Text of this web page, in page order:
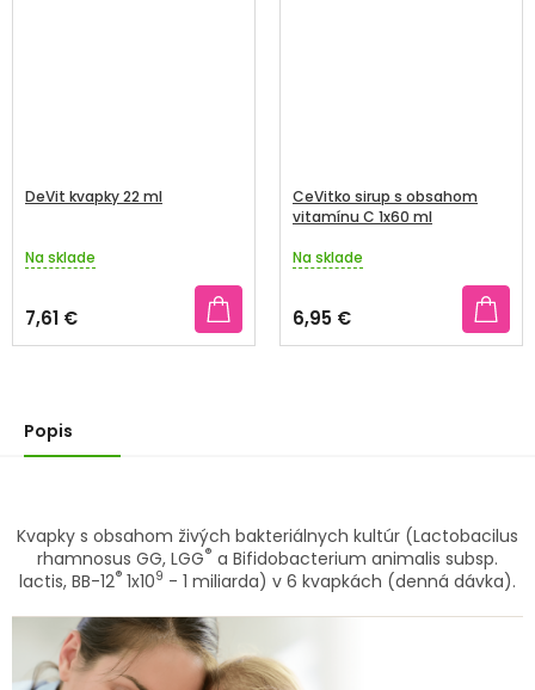
DeVit kvapky 22 ml
Priemerné
produktu
je
3,4
hviezdičiek.
Na sklade
7,61 €
CeVitko sirup s obsahom
vitamínu C 1x60 ml
Priemerné
produktu
je
4,0
Na sklade
6,95 €
Popis
Kvapky s obsahom živých bakteriálnych kultúr (Lactobacilus
rhamnosus GG, LGG® a Bifidobacterium animalis subsp.
lactis, BB-12® 1x109 - 1 miliarda) v 6 kvapkách (denná dávka).